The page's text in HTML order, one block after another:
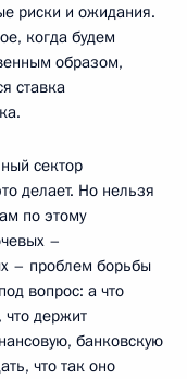
риски и ожидания.
когда будем
образом,
ставка
сектор
делает. Но нельзя
по этому
–
– проблем борьбы
вопрос: а что
что держит
банковскую
что так оно